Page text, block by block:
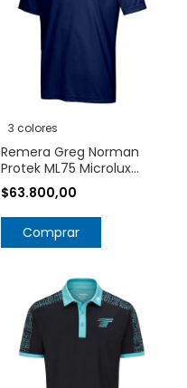
3 colores
Remera Greg Norman
Protek ML75 Microlux
2Below G7S9K475
$63.800,00
Comprar